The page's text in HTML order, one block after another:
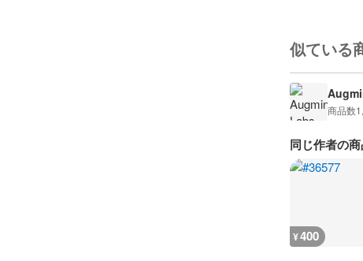
似ている
商品数
同じ作者の
¥400